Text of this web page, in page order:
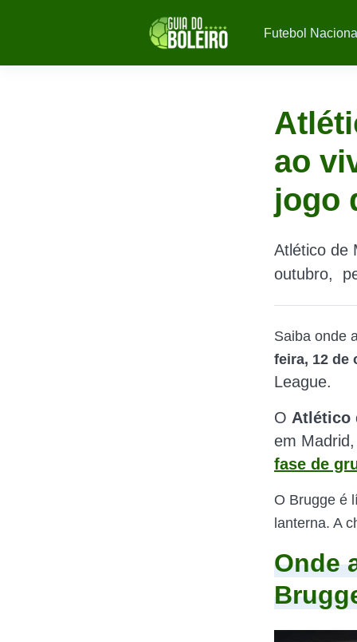
Futebol
ao
jogo
Atlético de
outubro,
Saiba onde
feira, 12 de
League.
O Atlético
em
fase de
O Brugge é
lanterna. A
Onde